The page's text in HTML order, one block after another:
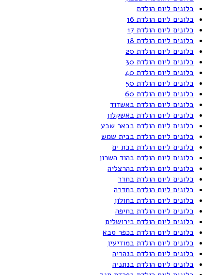
בלונים ליום הולדת
בלונים ליום הולדת 16
בלונים ליום הולדת 17
בלונים ליום הולדת 18
בלונים ליום הולדת 20
בלונים ליום הולדת 30
בלונים ליום הולדת 40
בלונים ליום הולדת 50
בלונים ליום הולדת 60
בלונים ליום הולדת באשדוד
בלונים ליום הולדת באשקלון
בלונים ליום הולדת בבאר שבע
בלונים ליום הולדת בבית שמש
בלונים ליום הולדת בבת ים
בלונים ליום הולדת בהוד השרון
בלונים ליום הולדת בהרצליה
בלונים ליום הולדת בחדר
בלונים ליום הולדת בחדרה
בלונים ליום הולדת בחולון
בלונים ליום הולדת בחיפה
בלונים ליום הולדת בירושלים
בלונים ליום הולדת בכפר סבא
בלונים ליום הולדת במודיעין
בלונים ליום הולדת בנהריה
בלונים ליום הולדת בנתניה